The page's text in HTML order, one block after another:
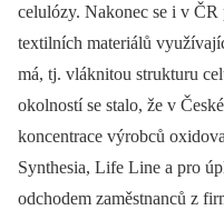
celulózy. Nakonec se i v ČR
textilních materiálů
má, tj. vláknitou strukturu
okolností se stalo, že v
koncentrace výrobců
Synthesia, Life Line a pro
odchodem zaměstnanců z